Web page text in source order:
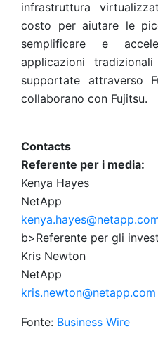
infrastruttura
costo per aiutare le
semplificare e
applicazioni
supportate attraverso
collaborano con Fujitsu.
Contacts
Referente per i media:
Kenya Hayes
NetApp
b>Referente per gli
Kris Newton
NetApp
kris.newton@netapp.com
Fonte: Business Wire